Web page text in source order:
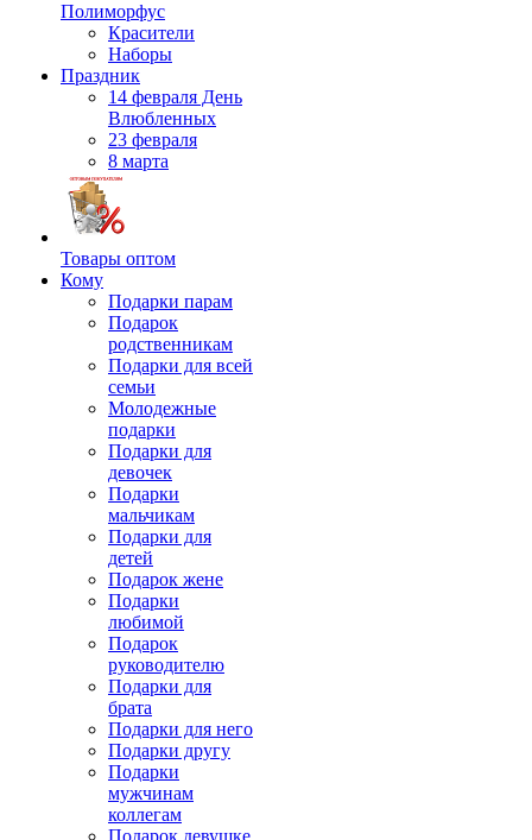
Полиморфус
Красители
Наборы
Праздник
14 февраля День
Влюбленных
23 февраля
8 марта
Товары оптом
Кому
Подарки парам
Подарок
родственникам
Подарки для всей
семьи
Молодежные
подарки
Подарки для
девочек
Подарки
мальчикам
Подарки для
детей
Подарок жене
Подарки
любимой
Подарок
руководителю
Подарки для
брата
Подарки для него
Подарки другу
Подарки
мужчинам
коллегам
Подарок девушке